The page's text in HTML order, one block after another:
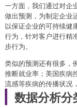
一方面，我们通过对企
做出预测，为制定企业
以保证企业的可持续健
行为，针对客户进行精
步行为。
类似的预测还有很多，
推断就业率；美国疾病
流感等疾病的传播状况
数据分析分